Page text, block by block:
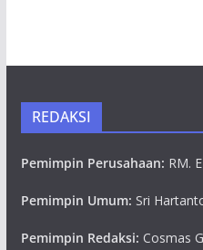
REDAKSI
Pemimpin Perusahaan: RM.
Pemimpin Umum: Sri
Pemimpin Redaksi: Cosmas